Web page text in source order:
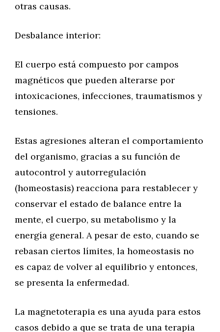
otras causas.
Desbalance interior:
El cuerpo está compuesto por campos
magnéticos que pueden alterarse por
intoxicaciones, infecciones, traumatismos y
tensiones.
Estas agresiones alteran el comportamiento
del organismo, gracias a su función de
autocontrol y autorregulación
(homeostasis) reacciona para restablecer y
conservar el estado de balance entre la
mente, el cuerpo, su metabolismo y la
energía general. A pesar de esto, cuando se
rebasan ciertos límites, la homeostasis no
es capaz de volver al equilibrio y entonces,
se presenta la enfermedad.
La magnetoterapia es una ayuda para estos
casos debido a que se trata de una terapia